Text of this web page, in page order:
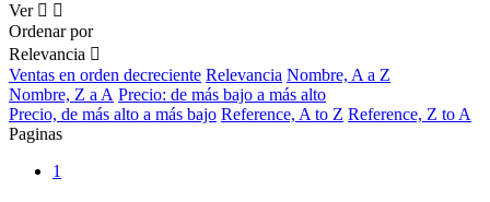
Ver  
Ordenar por
Relevancia 
Ventas en orden decreciente Relevancia Nombre, A a Z
Nombre, Z a A Precio: de más bajo a más alto
Precio, de más alto a más bajo Reference, A to Z Reference, Z to A
Paginas
1